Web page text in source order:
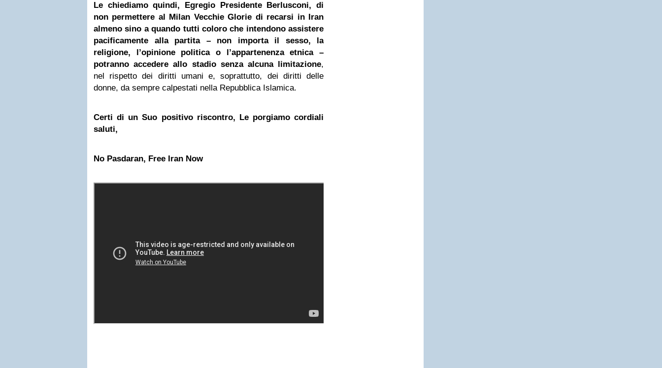
Le chiediamo quindi, Egregio Presidente Berlusconi, di
non permettere al Milan Vecchie Glorie di recarsi in Iran
almeno sino a quando tutti coloro che intendono assistere
pacificamente alla partita– non importa il sesso, la
religione, l’opinione politica o l’appartenenza etnica –
potranno accedere allo stadio senza alcuna limitazione,
nel rispetto dei diritti umani e, soprattutto, dei diritti delle
donne, da sempre calpestati nella Repubblica Islamica.
Certi di un Suo positivo riscontro, Le porgiamo cordiali
saluti,
No Pasdaran, Free Iran Now